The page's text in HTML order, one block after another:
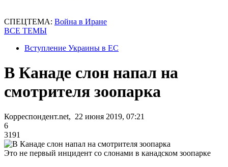
СПЕЦТЕМА: Война в Иране
ВСЕ ТЕМЫ
Вступление Украины в ЕС
В Канаде слон напал на
смотрителя зоопарка
Корреспондент.net, 22 июня 2019, 07:21
6
3191
Это не первый инцидент со слонами в канадском зоопарке